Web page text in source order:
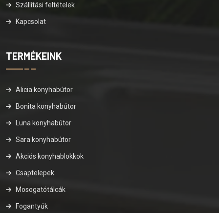
Szállítási feltételek
Kapcsolat
TERMÉKEINK
Alicia konyhabútor
Bonita konyhabútor
Luna konyhabútor
Sara konyhabútor
Akciós konyhablokkok
Csaptelepek
Mosogatótálcák
Fogantyúk